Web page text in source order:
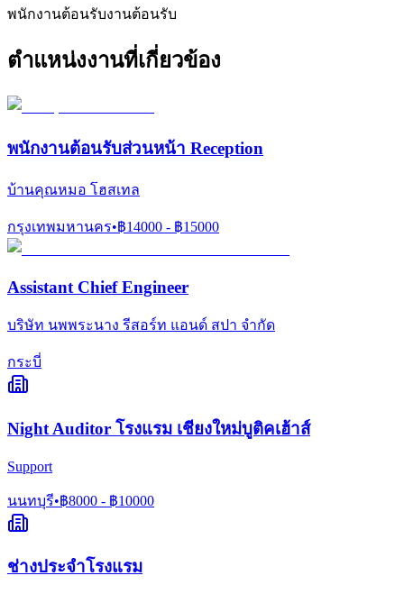
พนักงานต้อนรับงานต้อนรับ
ตำแหน่งงานที่เกี่ยวข้อง
พนักงานต้อนรับส่วนหน้า Reception
บ้านคุณหมอ โฮสเทล
กรุงเทพมหานคร•฿14000 - ฿15000
Assistant Chief Engineer
บริษัท นพพระนาง รีสอร์ท แอนด์ สปา จำกัด
กระบี่
Night Auditor โรงแรม เชียงใหม่บูติคเฮ้าส์
Support
นนทบุรี•฿8000 - ฿10000
ช่างประจำโรงแรม